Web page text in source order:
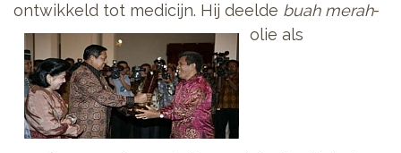
ontwikkeld tot medicijn. Hij deelde buah merah-
olie als